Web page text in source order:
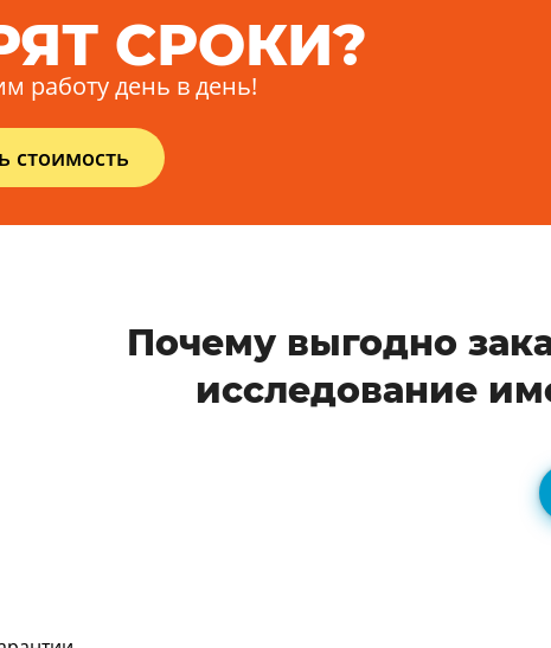
СРОКИ?
работу день в день!
стоимость
Почему выгодно
исследование